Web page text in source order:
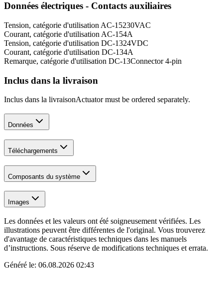
Données électriques - Contacts auxiliaires
Tension, catégorie d'utilisation AC-15230VAC
Courant, catégorie d'utilisation AC-154A
Tension, catégorie d'utilisation DC-1324VDC
Courant, catégorie d'utilisation DC-134A
Remarque, catégorie d'utilisation DC-13Connector 4-pin
Inclus dans la livraison
Inclus dans la livraisonActuator must be ordered separately.
Données
Téléchargements
Composants du système
Images
Les données et les valeurs ont été soigneusement vérifiées. Les
illustrations peuvent être différentes de l'original. Vous trouverez
d'avantage de caractéristiques techniques dans les manuels
d’instructions. Sous réserve de modifications techniques et errata.
Généré le: 06.08.2026 02:43